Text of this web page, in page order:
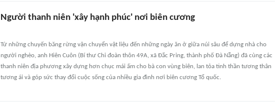
Người thanh niên 'xây hạnh phúc' nơi biên cương
Từ những chuyến băng rừng vận chuyển vật liệu đến những ngày ăn ở giữa núi sâu để dựng nhà cho
người nghèo, anh Hiên Cuôn (Bí thư Chi đoàn thôn 49A, xã Đắc Pring, thành phố Đà Nẵng) đã cùng các
thanh niên địa phương xây dựng hơn chục mái ấm cho bà con vùng biên, lan tỏa tinh thần tương thân
tương ái và góp sức thay đổi cuộc sống của nhiều gia đình nơi biên cương Tổ quốc.